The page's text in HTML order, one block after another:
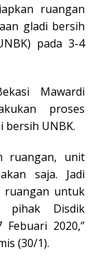
ruangan
gladi bersih
pada 3-4
Mawardi
proses
bersih UNBK.
ruangan, unit
saja. Jadi
ruangan untuk
pihak Disdik
2020,”
(30/1).